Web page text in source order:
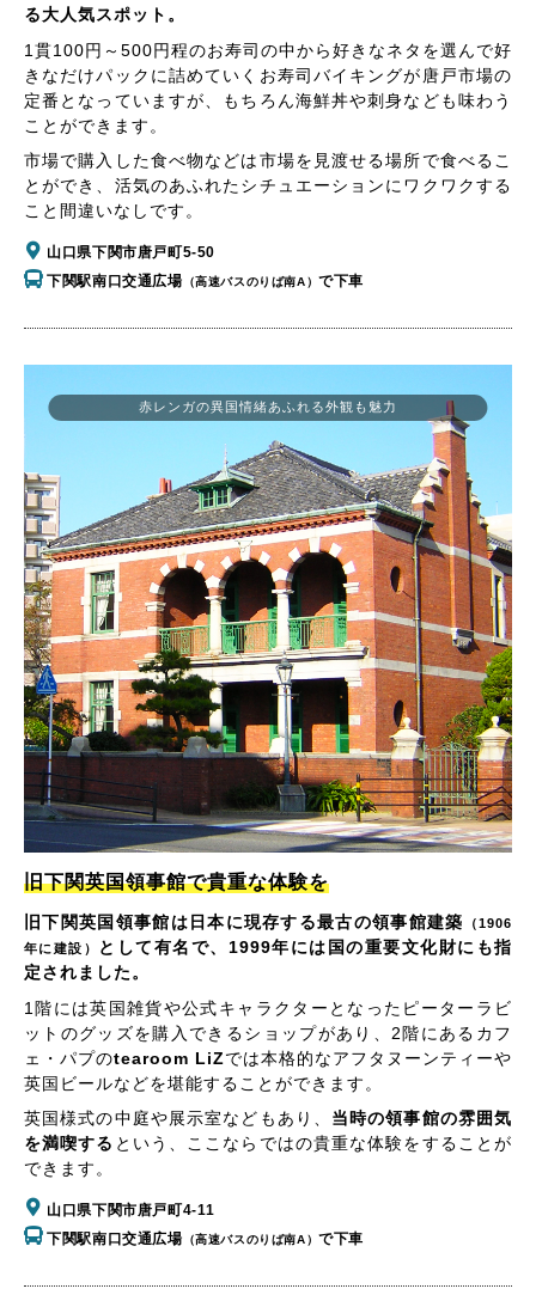
る大人気スポット。
1貫100円～500円程のお寿司の中から好きなネタを選んで好
きなだけパックに詰めていくお寿司バイキングが唐戸市場の
定番となっていますが、もちろん海鮮丼や刺身なども味わう
ことができます。
市場で購入した食べ物などは市場を見渡せる場所で食べるこ
とができ、活気のあふれたシチュエーションにワクワクする
こと間違いなしです。
山口県下関市唐戸町5-50
下関駅南口交通広場 （高速バスのりば南A）で下車
旧下関英国領事館で貴重な体験を
旧下関英国領事館は日本に現存する最古の領事館建築
（1906
年に建設）
として有名で、1999年には国の重要文化財にも指
定されました。
1階には英国雑貨や公式キャラクターとなったピーターラビ
ットのグッズを購入できるショップがあり、2階にあるカフ
ェ・パプのtearoom LiZでは本格的なアフタヌーンティーや
英国ビールなどを堪能することができます。
英国様式の中庭や展示室などもあり、 当時の領事館の雰囲気
を満喫する という、ここならではの貴重な体験をすることが
できます。
山口県下関市唐戸町4-11
下関駅南口交通広場 （高速バスのりば南A）で下車
赤レンガの異国情緒あふれる外観も魅力